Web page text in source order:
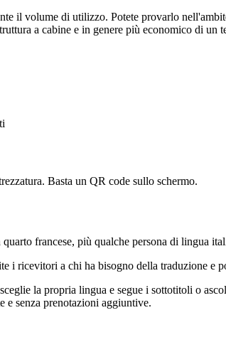
il volume di utilizzo. Potete provarlo
a cabine e in genere più economico di un
Basta un QR code sullo schermo.
francese, più qualche persona di lingua
i ricevitori a chi ha bisogno della traduzione e
la propria lingua e segue i sottotitoli o
e senza prenotazioni aggiuntive.